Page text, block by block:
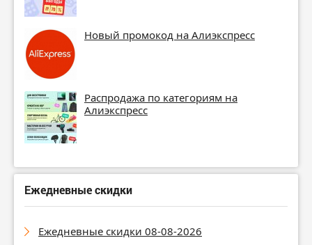
Новый промокод на Алиэкспресс
Распродажа по категориям на
Алиэкспресс
Ежедневные скидки
Ежедневные скидки 08-08-2026